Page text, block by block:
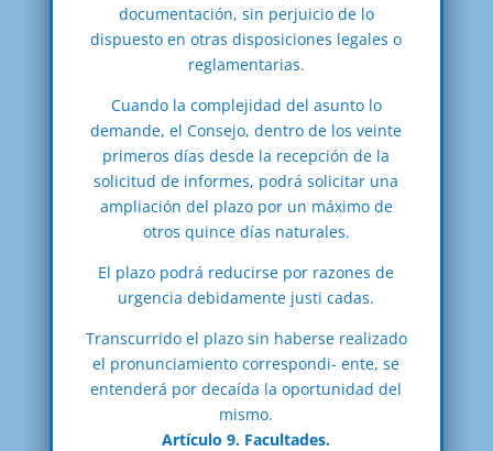
documentación, sin perjuicio de lo
dispuesto en otras disposiciones legales o
reglamentarias.
Cuando la complejidad del asunto lo
demande, el Consejo, dentro de los veinte
primeros días desde la recepción de la
solicitud de informes, podrá solicitar una
ampliación del plazo por un máximo de
otros quince días naturales.
El plazo podrá reducirse por razones de
urgencia debidamente justi cadas.
Transcurrido el plazo sin haberse realizado
el pronunciamiento correspondi- ente, se
entenderá por decaída la oportunidad del
mismo.
Artículo 9. Facultades.